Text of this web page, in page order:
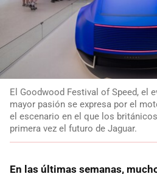
El Goodwood Festival of Speed, el
mayor pasión se expresa por el
el escenario en el que los
primera vez el futuro de Jaguar.
En las últimas semanas,